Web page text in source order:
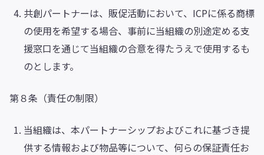
共創パートナーは、販促活動において、ICPに係る商標
の使用を希望する場合、事前に当組織の別途定める支
援窓口を通じて当組織の合意を得たうえで使用するも
のとします。
第８条（責任の制限）
当組織は、本パートナーシップおよびこれに基づき提
供する情報および物品等について、何らの保証責任お